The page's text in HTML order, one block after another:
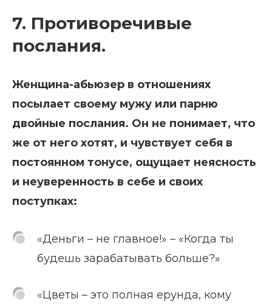
7. Противоречивые
послания.
Женщина-абьюзер в отношениях
посылает своему мужу или парню
двойные послания. Он не понимает, что
же от него хотят, и чувствует себя в
постоянном тонусе, ощущает неясность
и неуверенность в себе и своих
поступках:
«Деньги – не главное!» – «Когда ты
будешь зарабатывать больше?»
«Цветы – это полная ерунда, кому